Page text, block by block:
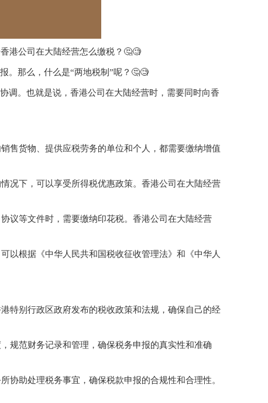
港公司在大陆经营怎么缴税？🤔🧐
。那么，什么是“两地税制”呢？🤔🧐
调。也就是说，香港公司在大陆经营时，需要同时向香
售货物、提供应税劳务的单位和个人，都需要缴纳增值
况下，可以享受所得税优惠政策。香港公司在大陆经营
议等文件时，需要缴纳印花税。香港公司在大陆经营
以根据《中华人民共和国税收征收管理法》和《中华人
特别行政区政府发布的税收政策和法规，确保自己的经
规范财务记录和管理，确保税务申报的真实性和准确
协助处理税务事宜，确保税款申报的合规性和合理性。